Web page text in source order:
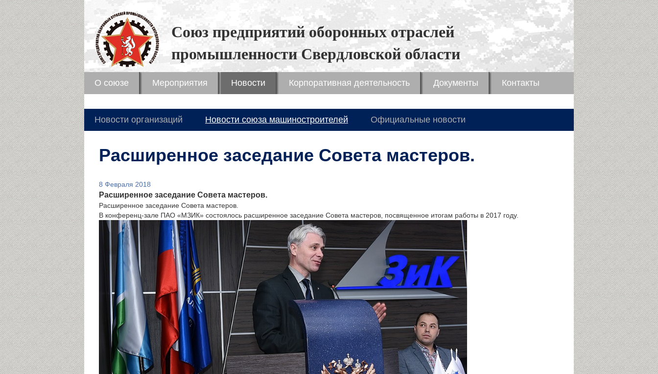
Союз предприятий оборонных отраслей
промышленности Свердловской области
О союзе Мероприятия Новости Корпоративная деятельность Документы Контакты
Новости организаций Новости союза машиностроителей Официальные новости
Расширенное заседание Совета мастеров.
8 Февраля 2018
Расширенное заседание Совета мастеров.
Расширенное заседание Совета мастеров.
В конференц-зале ПАО «МЗИК» состоялось расширенное заседание Совета мастеров, посвященное итогам работы в 2017 году.